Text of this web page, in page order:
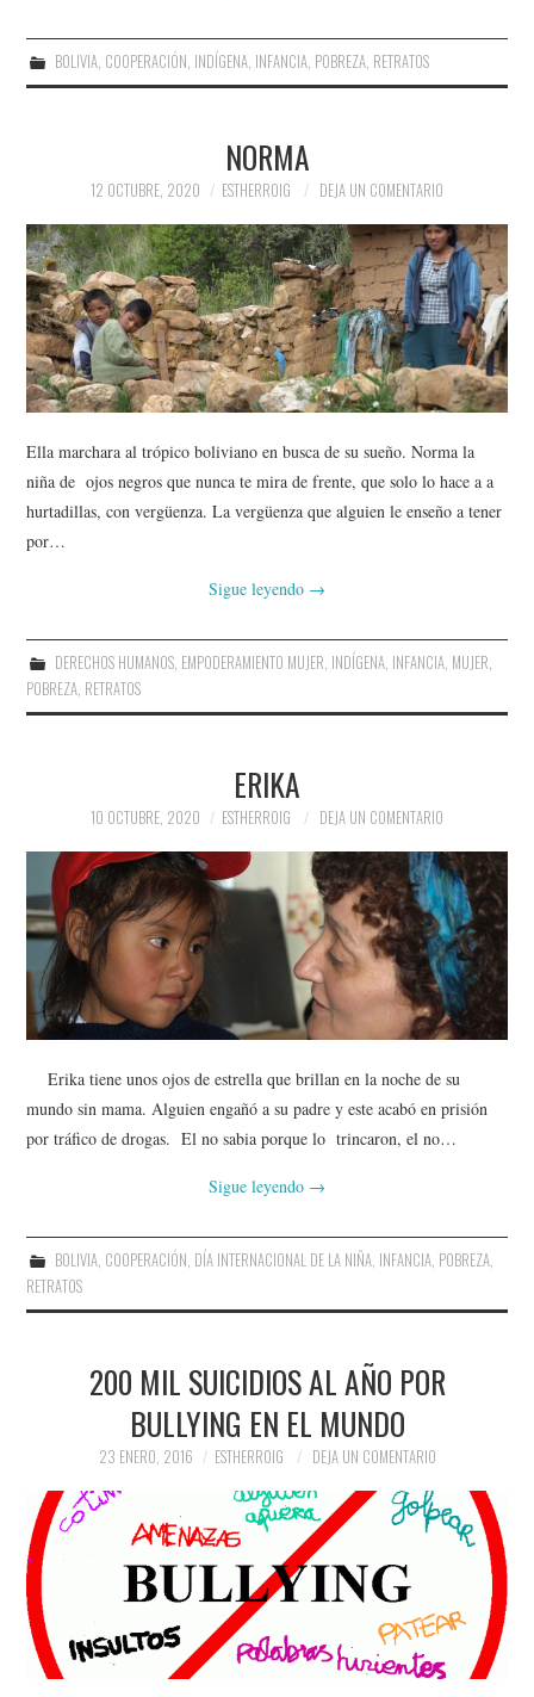
BOLIVIA, COOPERACIÓN, INDÍGENA, INFANCIA, POBREZA, RETRATOS
NORMA
12 OCTUBRE, 2020 ESTHERROIG DEJA UN COMENTARIO
Ella marchara al trópico boliviano en busca de su sueño. Norma la
niña de ojos negros que nunca te mira de frente, que solo lo hace a a
hurtadillas, con vergüenza. La vergüenza que alguien le enseño a tener
por…
Sigue leyendo →
DERECHOS HUMANOS, EMPODERAMIENTO MUJER, INDÍGENA, INFANCIA, MUJER,
POBREZA, RETRATOS
ERIKA
10 OCTUBRE, 2020 ESTHERROIG DEJA UN COMENTARIO
Erika tiene unos ojos de estrella que brillan en la noche de su
mundo sin mama. Alguien engañó a su padre y este acabó en prisión
por tráfico de drogas. El no sabia porque lo trincaron, el no…
Sigue leyendo →
BOLIVIA, COOPERACIÓN, DÍA INTERNACIONAL DE LA NIÑA, INFANCIA, POBREZA,
RETRATOS
200 MIL SUICIDIOS AL AÑO POR
BULLYING EN EL MUNDO
23 ENERO, 2016 ESTHERROIG DEJA UN COMENTARIO